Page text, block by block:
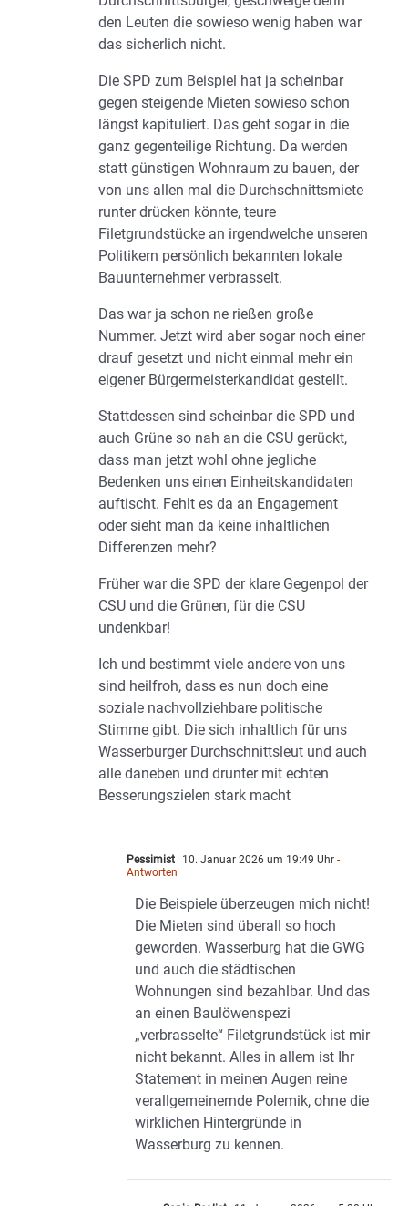
den Leuten die sowieso wenig haben war
das sicherlich nicht.
Die SPD zum Beispiel hat ja scheinbar
gegen steigende Mieten sowieso schon
längst kapituliert. Das geht sogar in die
ganz gegenteilige Richtung. Da werden
statt günstigen Wohnraum zu bauen, der
von uns allen mal die Durchschnittsmiete
runter drücken könnte, teure
Filetgrundstücke an irgendwelche unseren
Politikern persönlich bekannten lokale
Bauunternehmer verbrasselt.
Das war ja schon ne rießen große
Nummer. Jetzt wird aber sogar noch einer
drauf gesetzt und nicht einmal mehr ein
eigener Bürgermeisterkandidat gestellt.
Stattdessen sind scheinbar die SPD und
auch Grüne so nah an die CSU gerückt,
dass man jetzt wohl ohne jegliche
Bedenken uns einen Einheitskandidaten
auftischt. Fehlt es da an Engagement
oder sieht man da keine inhaltlichen
Differenzen mehr?
Früher war die SPD der klare Gegenpol der
CSU und die Grünen, für die CSU
undenkbar!
Ich und bestimmt viele andere von uns
sind heilfroh, dass es nun doch eine
soziale nachvollziehbare politische
Stimme gibt. Die sich inhaltlich für uns
Wasserburger Durchschnittsleut und auch
alle daneben und drunter mit echten
Besserungszielen stark macht
Pessimist 10. Januar 2026 um 19:49 Uhr -
Antworten
Die Beispiele überzeugen mich nicht!
Die Mieten sind überall so hoch
geworden. Wasserburg hat die GWG
und auch die städtischen
Wohnungen sind bezahlbar. Und das
an einen Baulöwenspezi
„verbrasselte“ Filetgrundstück ist mir
nicht bekannt. Alles in allem ist Ihr
Statement in meinen Augen reine
verallgemeinernde Polemik, ohne die
wirklichen Hintergründe in
Wasserburg zu kennen.